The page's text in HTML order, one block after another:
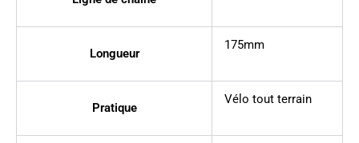
Longueur
175mm
Pratique
Vélo tout terrain